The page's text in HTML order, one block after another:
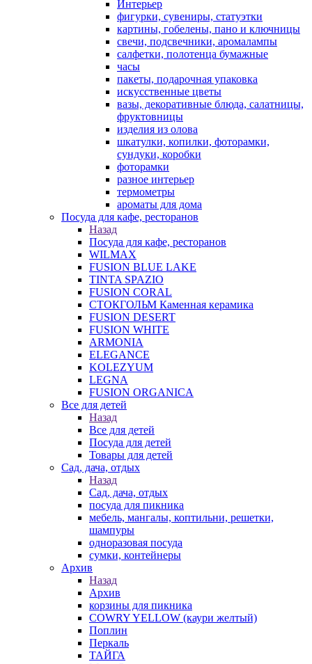
Интерьер
фигурки, сувениры, статуэтки
картины, гобелены, пано и ключницы
свечи, подсвечники, аромалампы
салфетки, полотенца бумажные
часы
пакеты, подарочная упаковка
искусственные цветы
вазы, декоративные блюда, салатницы,
фруктовницы
изделия из олова
шкатулки, копилки, фоторамки,
сундуки, коробки
фоторамки
разное интерьер
термометры
ароматы для дома
Посуда для кафе, ресторанов
Назад
Посуда для кафе, ресторанов
WILMAX
FUSION BLUE LAKE
TINTA SPAZIO
FUSION CORAL
СТОКГОЛЬМ Каменная керамика
FUSION DESERT
FUSION WHITE
ARMONIA
ELEGANCE
KOLEZYUM
LEGNA
FUSION ORGANICA
Все для детей
Назад
Все для детей
Посуда для детей
Товары для детей
Сад, дача, отдых
Назад
Сад, дача, отдых
посуда для пикника
мебель, мангалы, коптильни, решетки,
шампуры
одноразовая посуда
сумки, контейнеры
Архив
Назад
Архив
корзины для пикника
COWRY YELLOW (каури желтый)
Поплин
Перкаль
ТАЙГА